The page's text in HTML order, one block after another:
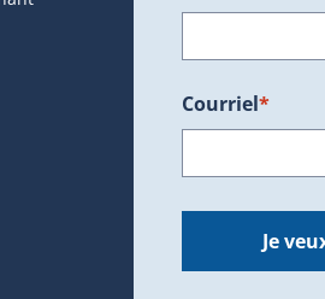
externe s'ouvrira dans une nouvelle
Courriel*
Je